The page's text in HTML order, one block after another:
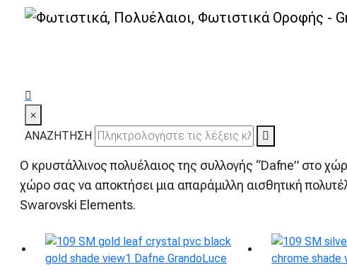
×
ΑΝΑΖΗΤΗΣΗ
Ο κρυστάλλινος πολυέλαιος της συλλογής “Dafne” στο
χώρο σας να αποκτήσει μια απαράμιλλη αισθητική
Swarovski Elements.